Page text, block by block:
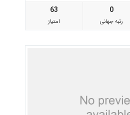
63
امتیاز
0
رتبه جهانی